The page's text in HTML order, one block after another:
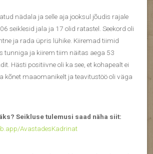
nädala ja selle aja jooksul jõudis rajale
seiklesid jala ja 17 olid ratastel. Seekord oli
ja rada üpris lühike. Kiiremad tiimid
tunniga ja kiirem tiim näitas aega 53
Hästi positiivne oli ka see, et kohapealt ei
kõnet maaomanikelt ja teavitustöö oli väga
Seikluse tulemusi saad näha siit:
AvastadesKadrinat